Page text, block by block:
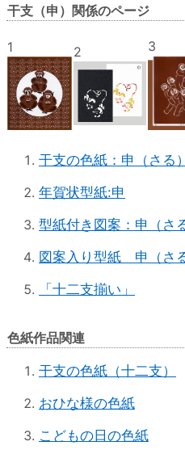
干支（申）関係のページ
1 2 3
干支の色紙：申（さる）
年賀状型紙:申
型紙付き図案：申（さ
図案入り型紙 申（さ
「十二支揃い」
色紙作品関連
干支の色紙（十二支）
おひな様の色紙
こどもの日の色紙